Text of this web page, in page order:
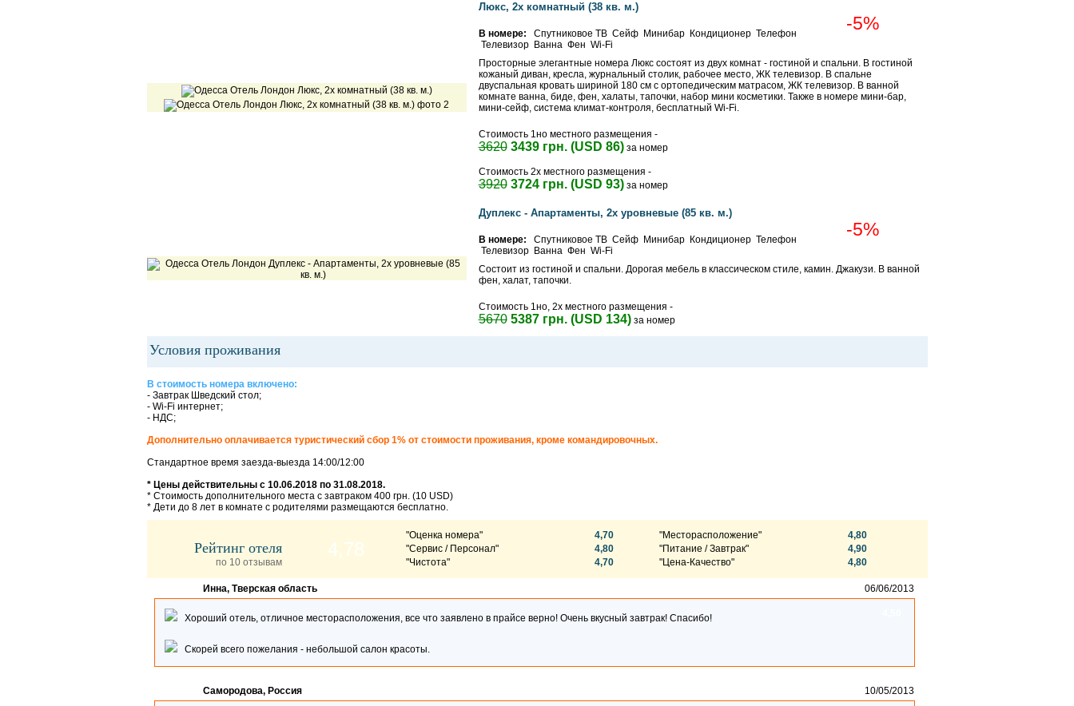
Люкс, 2х комнатный (38 кв. м.)
-5%
В номере:
Спутниковое ТВ Сейф Минибар Кондиционер Телефон
Телевизор Ванна Фен Wi-Fi
Просторные элегантные номера Люкс состоят из двух комнат - гостиной и спальни. В гостиной
кожаный диван, кресла, журнальный столик, рабочее место, ЖК телевизор. В спальне
двуспальная кровать шириной 180 см с ортопедическим матрасом, ЖК телевизор. В ванной
комнате ванна, биде, фен, халаты, тапочки, набор мини косметики. Также в номере мини-бар,
мини-сейф, система климат-контроля, бесплатный Wi-Fi.
Стоимость 1но местного размещения -
3620 3439 грн. (USD 86)за номер
Стоимость 2х местного размещения -
3920 3724 грн. (USD 93)за номер
Дуплекс - Апартаменты, 2х уровневые (85 кв. м.)
-5%
В номере:
Спутниковое ТВ Сейф Минибар Кондиционер Телефон
Телевизор Ванна Фен Wi-Fi
Состоит из гостиной и спальни. Дорогая мебель в классическом стиле, камин. Джакузи. В ванной
фен, халат, тапочки.
Стоимость 1но, 2х местного размещения -
5670 5387 грн. (USD 134)за номер
Условия проживания
В стоимость номера включено:
- Завтрак Шведский стол;
- Wi-Fi интернет;
- НДС;
Дополнительно оплачивается туристический сбор 1% от стоимости проживания, кроме командировочных.
Стандартное время заезда-выезда 14:00/12:00
* Цены действительны с 10.06.2018 по 31.08.2018.
* Стоимость дополнительного места с завтраком 400 грн. (10 USD)
* Дети до 8 лет в комнате с родителями размещаются бесплатно.
Рейтинг отеля
по 10 отзывам
4,78
"Оценка номера"
4,70
"Сервис / Персонал"
4,80
"Чистота"
4,70
"Месторасположение"
4,80
"Питание / Завтрак"
4,90
"Цена-Качество"
4,80
Инна, Тверская область 06/06/2013
Хороший отель, отличное месторасположения, все что заявлено в прайсе верно! Очень вкусный завтрак! Спасибо!
Скорей всего пожелания - небольшой салон красоты.
Самородова, Россия 10/05/2013